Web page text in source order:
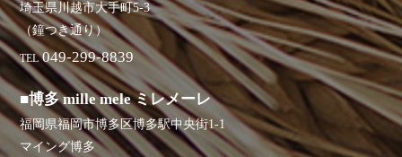
埼玉県川越市大手町5-3
（鐘つき通り）
TEL 049-299-8839
■博多 mille mele ミレメーレ
福岡県福岡市博多区博多駅中央街1-1
マイング博多